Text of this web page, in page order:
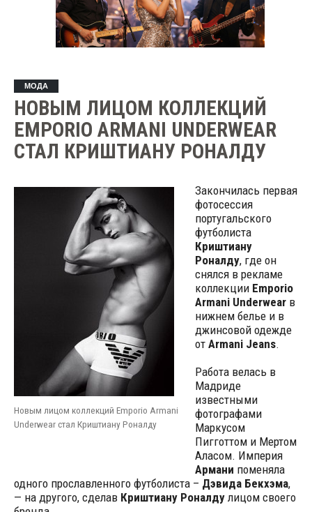
МОДА
НОВЫМ ЛИЦОМ КОЛЛЕКЦИЙ
EMPORIO ARMANI UNDERWEAR
СТАЛ КРИШТИАНУ РОНАЛДУ
Новым лицом коллекций Emporio Armani
Underwear стал Криштиану Роналду
Закончилась первая
фотосессия
португальского
футболиста
Криштиану
Роналду, где он
снялся в рекламе
коллекции Emporio
Armani Underwearв
нижнем белье и в
джинсовой одежде
от Armani Jeans.
Работа велась в
Мадриде
известными
фотографами
Маркусом
Пигготтом и Мертом
Аласом. Империя
Армани поменяла
одного прославленного футболиста – Дэвида Бекхэма,
— на другого, сделав Криштиану Роналдулицом своего